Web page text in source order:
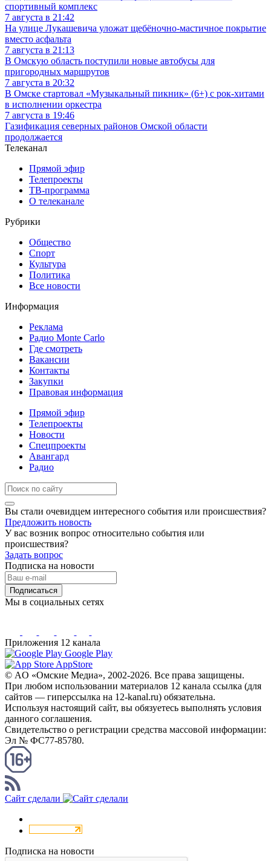
спортивный комплекс
7 августа в 21:42
На улице Лукашевича уложат щебёночно-мастичное покрытие
вместо асфальта
7 августа в 21:13
В Омскую область поступили новые автобусы для
пригородных маршрутов
7 августа в 20:32
В Омске стартовал «Музыкальный пикник» (6+) с рок-хитами
в исполнении оркестра
7 августа в 19:46
Газификация северных районов Омской области
продолжается
Телеканал
Прямой эфир
Телепроекты
ТВ-программа
О телеканале
Рубрики
Общество
Спорт
Культура
Политика
Все новости
Информация
Реклама
Радио Monte Carlo
Где смотреть
Вакансии
Контакты
Закупки
Правовая информация
Прямой эфир
Телепроекты
Новости
Спецпроекты
Авангард
Радио
Вы стали очевидцем интересного события или происшествия?
Предложить новость
У вас возник вопрос относительно события или
происшествия?
Задать вопрос
Подписка на новости
Подписаться
Мы в социальных сетях
Приложения 12 канала
Google Play
AppStore
© AO «Омские Медиа», 2002-2026. Все права защищены.
При любом использовании материалов 12 канала ссылка (для
сайтов — гиперссылка на 12-kanal.ru) обязательна.
Используя настоящий сайт, вы обязуетесь выполнять условия
данного соглашения.
Свидетельство о регистрации средства массовой информации:
Эл № ФС77-85780.
Сайт сделали
Подписка на новости